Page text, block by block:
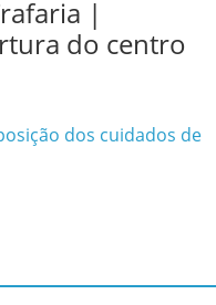
|
do centro
dos cuidados de